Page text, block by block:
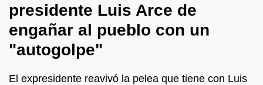
presidente Luis Arce de
engañar al pueblo con un
"autogolpe"
El expresidente reavivó la pelea que tiene con Luis